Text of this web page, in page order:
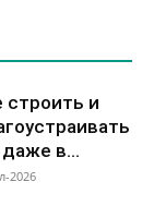
и
в...
2026